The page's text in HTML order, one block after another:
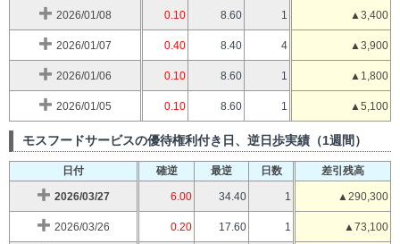
2026/01/08 0.10 8.60 1 ▲3,400
2026/01/07 0.40 8.40 4 ▲3,900
2026/01/06 0.10 8.60 1 ▲1,800
2026/01/05 0.10 8.60 1 ▲5,100
モスフードサービスの優待権利付き日、逆日歩実績（1週間）
日付 確逆 最逆 日数 差引残高
2026/03/27 6.00 34.40 1 ▲290,300
2026/03/26 0.20 17.60 1 ▲73,100